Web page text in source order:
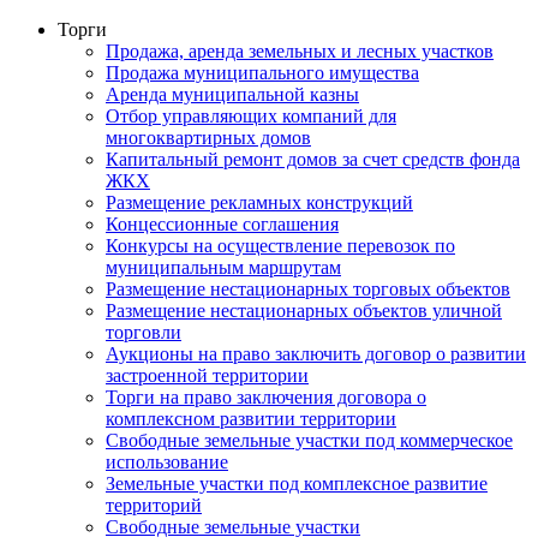
Торги
Продажа, аренда земельных и лесных участков
Продажа муниципального имущества
Аренда муниципальной казны
Отбор управляющих компаний для
многоквартирных домов
Капитальный ремонт домов за счет средств фонда
ЖКХ
Размещение рекламных конструкций
Концессионные соглашения
Конкурсы на осуществление перевозок по
муниципальным маршрутам
Размещение нестационарных торговых объектов
Размещение нестационарных объектов уличной
торговли
Аукционы на право заключить договор о развитии
застроенной территории
Торги на право заключения договора о
комплексном развитии территории
Свободные земельные участки под коммерческое
использование
Земельные участки под комплексное развитие
территорий
Свободные земельные участки